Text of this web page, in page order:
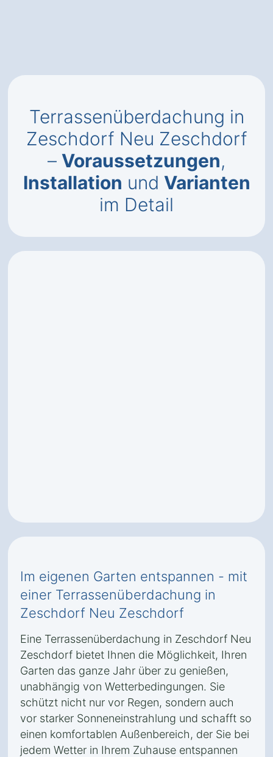
Terrassenüberdachung in
Zeschdorf Neu Zeschdorf
– Voraussetzungen,
Installation und Varianten
im Detail
Im eigenen Garten entspannen - mit
einer Terrassenüberdachung in
Zeschdorf Neu Zeschdorf
Eine Terrassenüberdachung in Zeschdorf Neu
Zeschdorf bietet Ihnen die Möglichkeit, Ihren
Garten das ganze Jahr über zu genießen,
unabhängig von Wetterbedingungen. Sie
schützt nicht nur vor Regen, sondern auch
vor starker Sonneneinstrahlung und schafft so
einen komfortablen Außenbereich, der Sie bei
jedem Wetter in Ihrem Zuhause entspannen